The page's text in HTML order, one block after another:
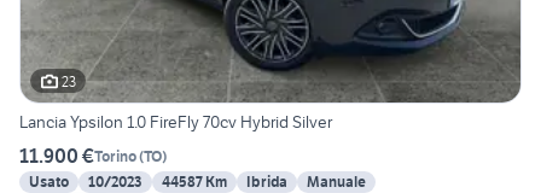
23
Lancia Ypsilon 1.0 FireFly 70cv Hybrid Silver
11.900 €Torino(TO)
Usato
10/2023 44587 Km Ibrida
Manuale